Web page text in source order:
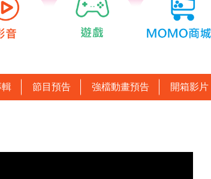
節目預告 強檔動畫預告 開箱影片